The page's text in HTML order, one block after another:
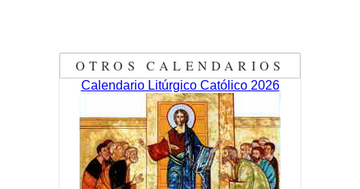
OTROS CALENDARIOS
Calendario Litúrgico Católico 2026